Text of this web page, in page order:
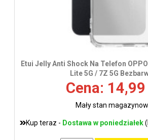
Etui Jelly Anti Shock Na Telefon
Lite 5G / 7Z 5G
Cena: 14,99
Mały stan
Kup teraz - Dostawa w poniedziałek